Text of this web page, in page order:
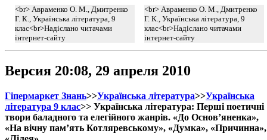
<br> Авраменко О. М., Дмитренко
Г. К., Українська література, 9
клас<br>Надіслано читачами
інтернет-сайту
<br> Авраменко О. М., Дмитренко
Г. К., Українська література, 9
клас<br>Надіслано читачами
інтернет-сайту
Версия 20:08, 29 апреля 2010
Гіпермаркет Знань>>Українська література>>Українська
література 9 клас>> Українська література: Перші поетичні
твори баладного та елегійного жанрів. «До Основ’яненка»,
«На вічну пам’ять Котляревському», «Думка», «Причинна»,